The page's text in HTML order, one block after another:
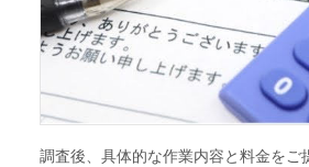
調査後、具体的な作業内容と料金をご